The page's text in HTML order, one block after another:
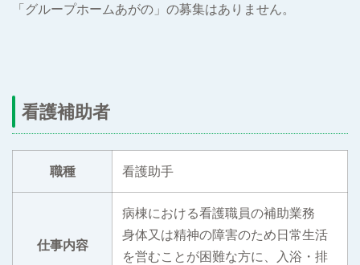
「グループホームあがの」の募集はありません。
看護補助者
職種 看護助手
仕事内容
病棟における看護職員の補助業務
身体又は精神の障害のため日常生活
を営むことが困難な方に、入浴・排